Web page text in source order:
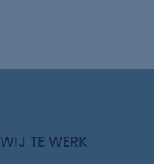
TE WERK